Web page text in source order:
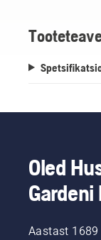
Oled
Gardeni
Aastast